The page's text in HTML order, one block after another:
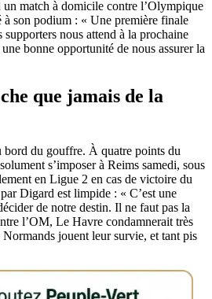
un match à domicile contre l’Olympique
à son podium : « Une première finale
nous attend à la prochaine
bonne opportunité de nous assurer la
que jamais de la
bord du gouffre. À quatre points du
s’imposer à Reims samedi, sous
en Ligue 2 en cas de victoire du
Digard est limpide : « C’est une
de notre destin. Il ne faut pas la
l’OM, Le Havre condamnerait très
jouent leur survie, et tant pis